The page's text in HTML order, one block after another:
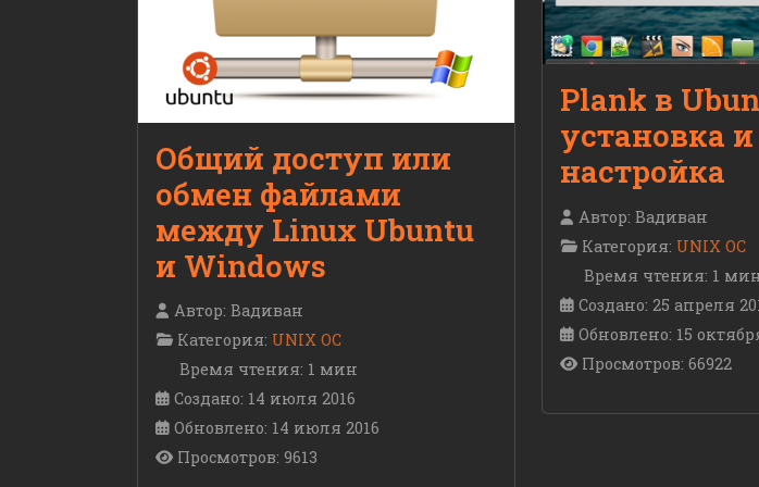
Общий доступ или
обмен файлами
между Linux Ubuntu
и Windows
Автор: Вадиван
Категория: UNIX ОС
Время чтения: 1 мин
Создано: 14 июля 2016
Обновлено: 14 июля 2016
Просмотров: 9613
Plank в
установка и
настройка
Автор: Вадиван
Категория: UNIX ОС
Время чтения: 1
Создано: 25 апреля
Обновлено: 15
Просмотров: 66922